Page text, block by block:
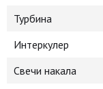
Турбина
Интеркулер
Свечи накала